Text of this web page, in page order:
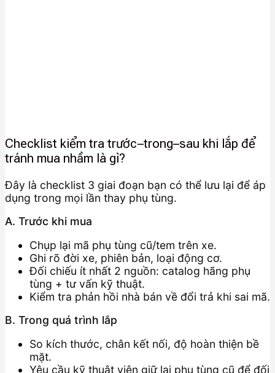
Checklist kiểm tra trước–trong–sau khi lắp để
tránh mua nhầm là gì?
Đây là checklist 3 giai đoạn bạn có thể lưu lại để áp
dụng trong mọi lần thay phụ tùng.
A. Trước khi mua
Chụp lại mã phụ tùng cũ/tem trên xe.
Ghi rõ đời xe, phiên bản, loại động cơ.
Đối chiếu ít nhất 2 nguồn: catalog hãng phụ
tùng + tư vấn kỹ thuật.
Kiểm tra phản hồi nhà bán về đổi trả khi sai mã.
B. Trong quá trình lắp
So kích thước, chân kết nối, độ hoàn thiện bề
mặt.
Yêu cầu kỹ thuật viên giữ lại phụ tùng cũ để đối